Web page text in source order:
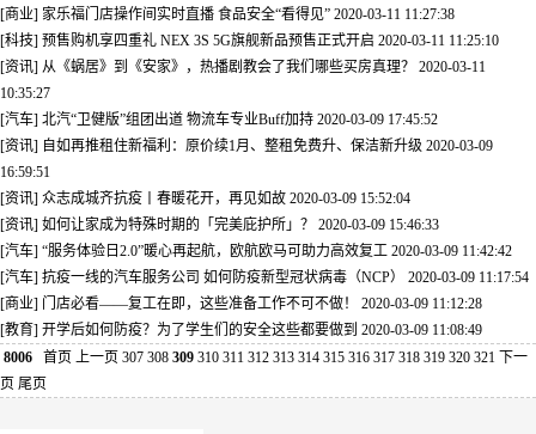
[商业] 家乐福门店操作间实时直播 食品安全“看得见” 2020-03-11 11:27:38
[科技] 预售购机享四重礼 NEX 3S 5G旗舰新品预售正式开启 2020-03-11 11:25:10
[资讯] 从《蜗居》到《安家》，热播剧教会了我们哪些买房真理？ 2020-03-11
10:35:27
[汽车] 北汽“卫健版”组团出道 物流车专业Buff加持 2020-03-09 17:45:52
[资讯] 自如再推租住新福利：原价续1月、整租免费升、保洁新升级 2020-03-09
16:59:51
[资讯] 众志成城齐抗疫丨春暖花开，再见如故 2020-03-09 15:52:04
[资讯] 如何让家成为特殊时期的「完美庇护所」？ 2020-03-09 15:46:33
[汽车] “服务体验日2.0”暖心再起航，欧航欧马可助力高效复工 2020-03-09 11:42:42
[汽车] 抗疫一线的汽车服务公司 如何防疫新型冠状病毒（NCP） 2020-03-09 11:17:54
[商业] 门店必看——复工在即，这些准备工作不可不做！ 2020-03-09 11:12:28
[教育] 开学后如何防疫？为了学生们的安全这些都要做到 2020-03-09 11:08:49
8006
首页 上一页 307 308 309 310 311 312 313 314 315 316 317 318 319 320 321
下一
页 尾页